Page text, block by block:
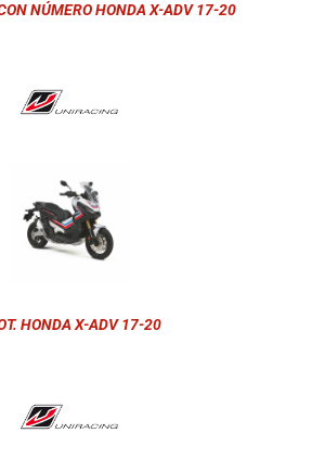
NÚMERO HONDA X-ADV 17-20
HONDA X-ADV 17-20